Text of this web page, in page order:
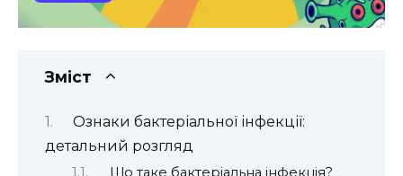
Зміст
Ознаки бактеріальної інфекції:
детальний розгляд
Що таке бактеріальна інфекція?